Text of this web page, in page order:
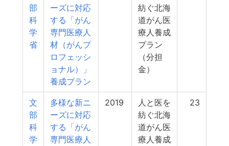
部
科
学
省
ーズに対応
する「がん
専門医療人
材（がんプ
ロフェッシ
ョナル）」
養成プラン
紡ぐ北海
道がん医
療人養成
プラン
（分担
金）
文
部
科
学
多様な新ニ
ーズに対応
する「がん
専門医療人
2019
人と医を
紡ぐ北海
道がん医
療人養成
23